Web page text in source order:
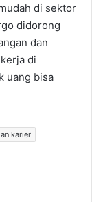
di sektor
didorong
dan
di
uang bisa
karier